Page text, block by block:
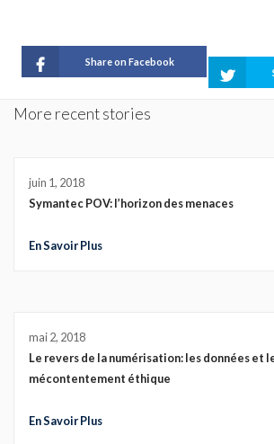
Share on Facebook
More recent stories
juin 1, 2018
Symantec POV: l’horizon des menaces
En Savoir Plus
mai 2, 2018
Le revers de la numérisation: les données et
mécontentement éthique
En Savoir Plus